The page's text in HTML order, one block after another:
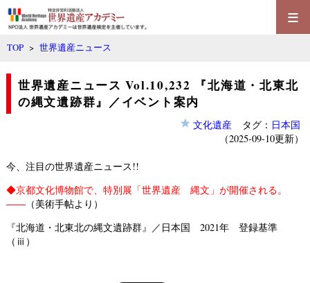
≡
TOP >世界遺産ニュース
世界遺産ニュース Vol.10,232 『北海道・北東北
の縄文遺跡群』／イベント案内
文化遺産タグ： 日本国
（2025-09-10更新）
今、注目の世界遺産ニュース!!
◆京都文化博物館で、特別展「世界遺産 縄文」が開催される。
――（美術手帖より）
『北海道・北東北の縄文遺跡群』／日本国 2021年 登録基準
（ⅲ）